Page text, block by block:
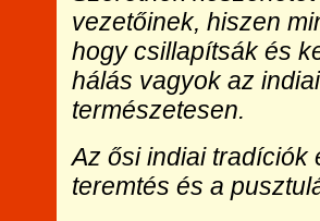
vezetőinek, hiszen
hogy csillapítsák és
hálás vagyok az
természetesen.
Az ősi indiai tradíciók
teremtés és a